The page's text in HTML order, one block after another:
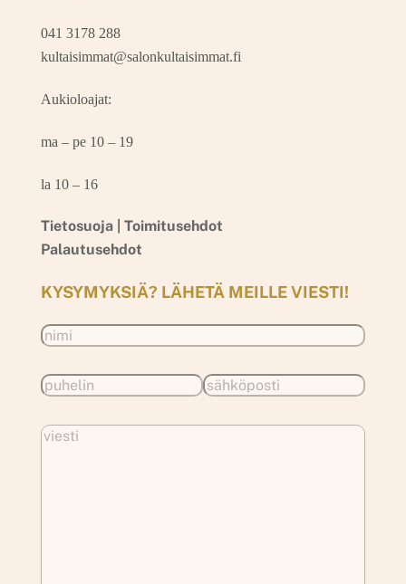
041 3178 288
kultaisimmat@salonkultaisimmat.fi
Aukioloajat:
ma – pe 10 – 19
la 10 – 16
Tietosuoja | Toimitusehdot
Palautusehdot
KYSYMYKSIÄ? LÄHETÄ MEILLE VIESTI!